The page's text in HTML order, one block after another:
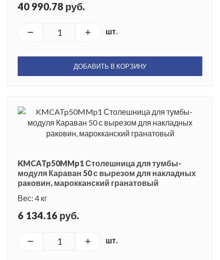
40 990.78 руб.
шт.
ДОБАВИТЬ В КОРЗИНУ
KMCATp50MMp1 Столешница для тумбы-
модуля Караван 50 с вырезом для накладных
раковин, марокканский гранатовый
Вес: 4 кг
6 134.16 руб.
шт.